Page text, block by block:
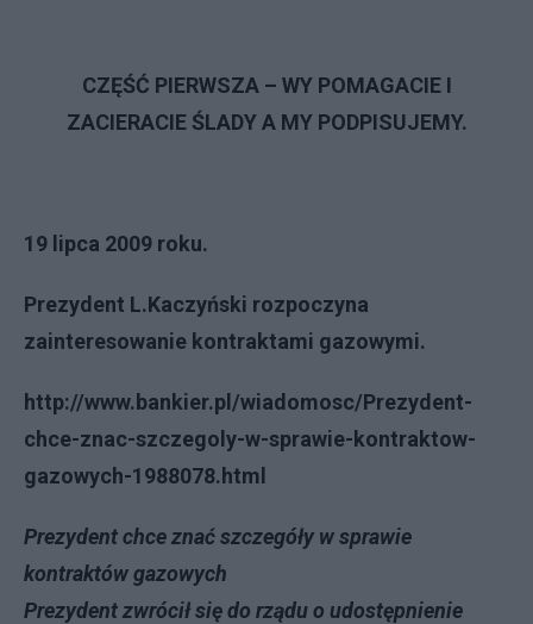
CZĘŚĆ PIERWSZA – WY POMAGACIE I
ZACIERACIE ŚLADY A MY PODPISUJEMY.
19 lipca 2009 roku.
Prezydent L.Kaczyński rozpoczyna
zainteresowanie kontraktami gazowymi.
http://www.bankier.pl/wiadomosc/Prezydent-
chce-znac-szczegoly-w-sprawie-kontraktow-
gazowych-1988078.html
Prezydent chce znać szczegóły w sprawie
kontraktów gazowych
Prezydent zwrócił się do rządu o udostępnienie